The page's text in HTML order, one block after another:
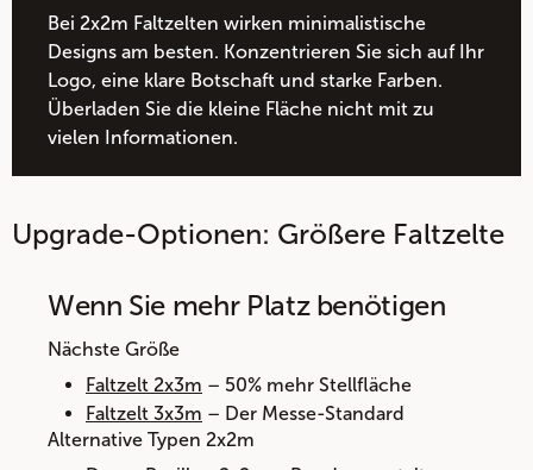
Bei 2x2m Faltzelten wirken minimalistische
Designs am besten. Konzentrieren Sie sich auf Ihr
Logo, eine klare Botschaft und starke Farben.
Überladen Sie die kleine Fläche nicht mit zu
vielen Informationen.
Upgrade-Optionen: Größere Faltzelte
Wenn Sie mehr Platz benötigen
Nächste Größe
Faltzelt 2x3m – 50% mehr Stellfläche
Faltzelt 3x3m – Der Messe-Standard
Alternative Typen 2x2m